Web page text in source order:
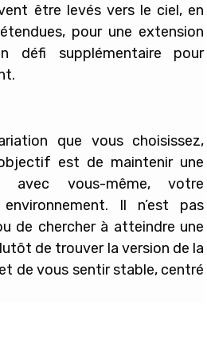
être levés vers le ciel, en
pour une extension
défi supplémentaire pour
que vous choisissez,
est de maintenir une
avec vous-même, votre
Il n’est pas
de chercher à atteindre une
de trouver la version de la
de vous sentir stable, centré